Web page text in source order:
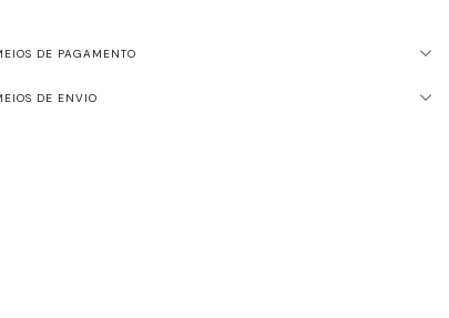
DE PAGAMENTO
DE ENVIO